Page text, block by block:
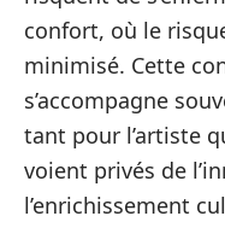
confort, où le
minimisé. Cette
s’accompagne
tant pour l’artiste
voient privés de
l’enrichissement